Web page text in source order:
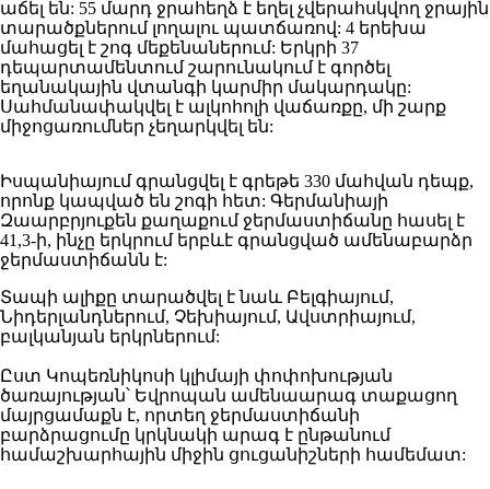
աճել են: 55 մարդ ջրահեղձ է եղել չվերահսկվող ջրային
տարածքներում լողալու պատճառով: 4 երեխա
մահացել է շոգ մեքենաներում: Երկրի 37
դեպարտամենտում շարունակում է գործել
եղանակային վտանգի կարմիր մակարդակը:
Սահմանափակվել է ալկոհոլի վաճառքը, մի շարք
միջոցառումներ չեղարկվել են:
Իսպանիայում գրանցվել է գրեթե 330 մահվան դեպք,
որոնք կապված են շոգի հետ: Գերմանիայի
Զաարբրյուքեն քաղաքում ջերմաստիճանը հասել է
41,3-ի, ինչը երկրում երբևէ գրանցված ամենաբարձր
ջերմաստիճանն է:
Տապի ալիքը տարածվել է նաև Բելգիայում,
Նիդերլանդներում, Չեխիայում, Ավստրիայում,
բալկանյան երկրներում:
Ըստ Կոպեռնիկոսի կլիմայի փոփոխության
ծառայության՝ Եվրոպան ամենաարագ տաքացող
մայրցամաքն է, որտեղ ջերմաստիճանի
բարձրացումը կրկնակի արագ է ընթանում
համաշխարհային միջին ցուցանիշների համեմատ: